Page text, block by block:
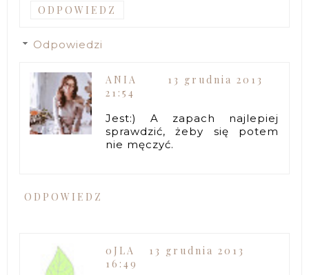
ODPOWIEDZ
Odpowiedzi
ANIA
13 grudnia 2013
21:54
Jest:) A zapach najlepiej
sprawdzić, żeby się potem
nie męczyć.
ODPOWIEDZ
0JLA
13 grudnia 2013
16:49